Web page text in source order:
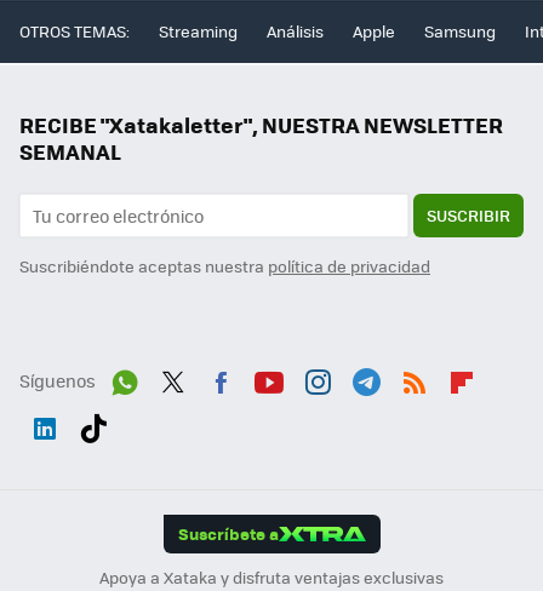
OTROS TEMAS: Streaming Análisis Apple Samsung
RECIBE "Xatakaletter", NUESTRA NEWSLETTER
SEMANAL
SUSCRIBIR
Suscribiéndote aceptas nuestra política de privacidad
Síguenos
Suscríbete a
Apoya a Xataka y disfruta ventajas exclusivas